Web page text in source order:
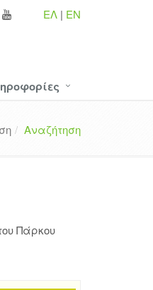
ΕΛ | EN
Αναζήτηση
Πάρκου